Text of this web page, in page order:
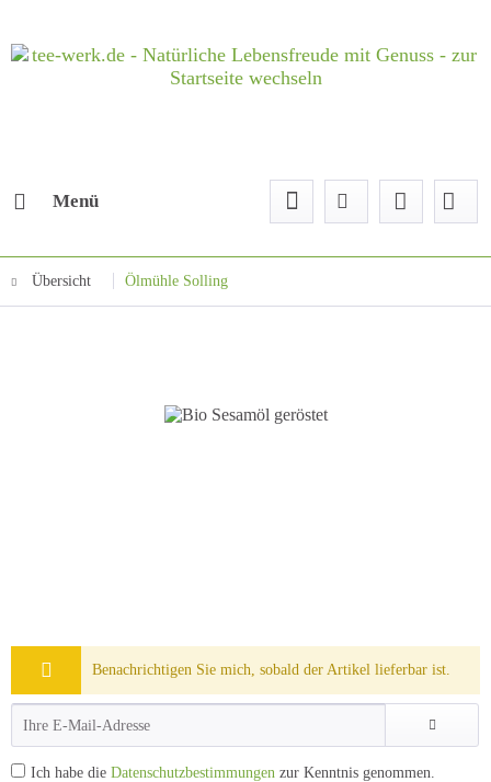
Menü
Übersicht Ölmühle Solling
Benachrichtigen Sie mich, sobald der Artikel lieferbar ist.
Ich habe die Datenschutzbestimmungen zur Kenntnis genommen.